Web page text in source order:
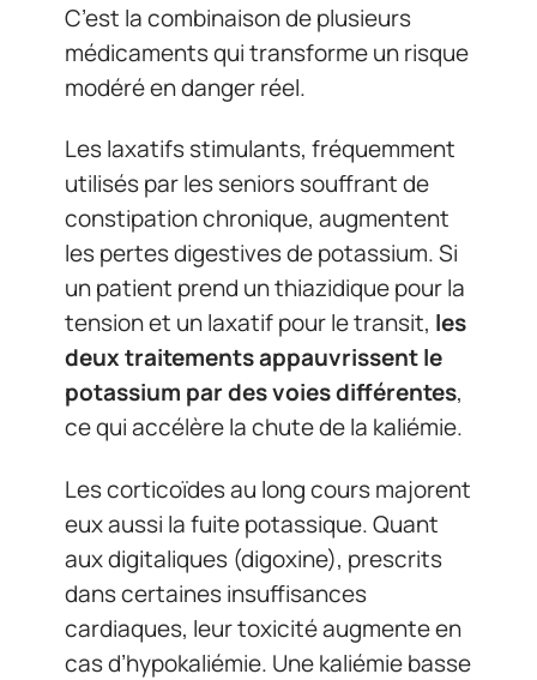
C’est la combinaison de plusieurs
médicaments qui transforme un risque
modéré en danger réel.
Les laxatifs stimulants, fréquemment
utilisés par les seniors souffrant de
constipation chronique, augmentent
les pertes digestives de potassium. Si
un patient prend un thiazidique pour la
tension et un laxatif pour le transit, les
deux traitements appauvrissent le
potassium par des voies différentes,
ce qui accélère la chute de la kaliémie.
Les corticoïdes au long cours majorent
eux aussi la fuite potassique. Quant
aux digitaliques (digoxine), prescrits
dans certaines insuffisances
cardiaques, leur toxicité augmente en
cas d’hypokaliémie. Une kaliémie basse